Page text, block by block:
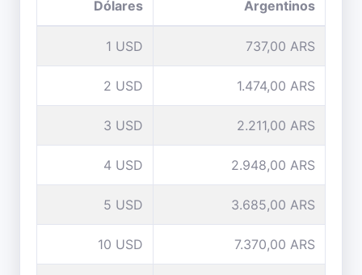
Dólares
Argentinos
1 USD 737,00 ARS
2 USD 1.474,00 ARS
3 USD 2.211,00 ARS
4 USD 2.948,00 ARS
5 USD 3.685,00 ARS
10 USD 7.370,00 ARS